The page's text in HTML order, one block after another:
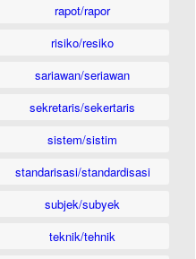
rapot/rapor
risiko/resiko
sariawan/seriawan
sekretaris/sekertaris
sistem/sistim
standarisasi/standardisasi
subjek/subyek
teknik/tehnik